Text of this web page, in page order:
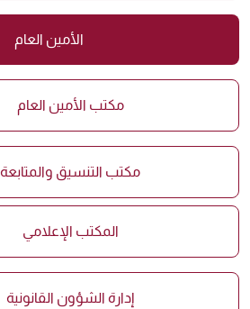
الأمين العام
مكتب الأمين العام
مكتب التنسيق والمتابعة
المكتب الإعلامي
إدارة الشؤون القانونية